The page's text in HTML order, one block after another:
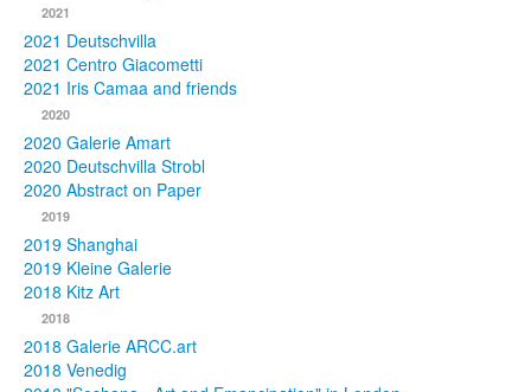
2021
2021 Deutschvilla
2021 Centro Giacometti
2021 Iris Camaa and friends
2020
2020 Galerie Amart
2020 Deutschvilla Strobl
2020 Abstract on Paper
2019
2019 Shanghai
2019 Kleine Galerie
2018 Kitz Art
2018
2018 Galerie ARCC.art
2018 Venedig